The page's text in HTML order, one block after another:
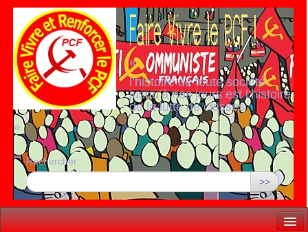
«
l’histoire de toute société
jusqu’à nos jours est l’histoire
de la lutte de classes
»
Rechercher :
>>